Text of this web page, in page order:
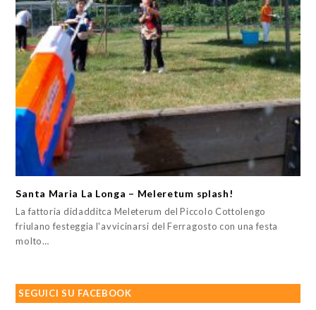
Santa Maria La Longa – Meleretum splash!
La fattoria didadditca Meleterum del Piccolo Cottolengo
friulano festeggia l'avvicinarsi del Ferragosto con una festa
molto…
SEGUICI SU FACEBOOK